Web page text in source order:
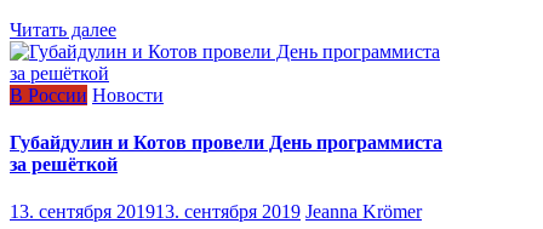
Читать далее
В России Новости
Губайдулин и Котов провели День программиста
за решёткой
13. сентября 201913. сентября 2019 Jeanna Krömer